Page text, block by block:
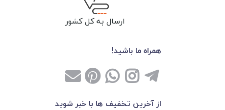
ارسال به کل کشور
همراه ما باشید!
از آخرین تخفیف ها با خبر شوید